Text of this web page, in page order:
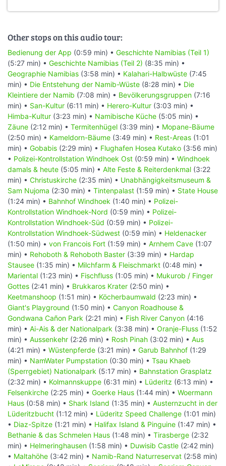
Other stops on this audio tour:
Bedienung der App (0:59 min) • Geschichte Namibias (Teil 1)
(5:27 min) • Geschichte Namibias (Teil 2) (8:35 min) •
Geographie Namibias (3:58 min) • Kalahari-Halbwüste (7:45
min) • Die Entstehung der Namib-Wüste (8:28 min) • Die
Kleintiere der Namib (7:08 min) • Bevölkerungsgruppen (7:16
min) • San-Kultur (6:11 min) • Herero-Kultur (3:03 min) •
Himba-Kultur (3:23 min) • Namibische Küche (5:05 min) •
Zäune (2:12 min) • Termitenhügel (3:39 min) • Mopane-Bäume
(2:50 min) • Kameldorn-Bäume (3:49 min) • Rest-Areas (1:01
min) • Gobabis (2:29 min) • Flughafen Hosea Kutako (3:56 min)
• Polizei-Kontrollstation Windhoek Ost (0:59 min) • Windhoek
damals & heute (5:05 min) • Alte Feste & Reiterdenkmal (3:22
min) • Christuskirche (2:35 min) • Unabhängigkeitsmuseum &
Sam Nujoma (2:30 min) • Tintenpalast (1:59 min) • State House
(1:24 min) • Bahnhof Windhoek (1:40 min) • Polizei-
Kontrollstation Windhoek-Nord (0:59 min) • Polizei-
Kontrollstation Windhoek-Süd (0:59 min) • Polizei-
Kontrollstation Windhoek-Südwest (0:59 min) • Heldenacker
(1:50 min) • von Francois Fort (1:59 min) • Arnhem Cave (1:07
min) • Rehoboth & Rehoboth Baster (3:39 min) • Hardap
Stausee (1:35 min) • Milchfarm & Fleischmarkt (0:48 min) •
Mariental (1:23 min) • Fischfluss (1:05 min) • Mukurob / Finger
Gottes (2:41 min) • Brukkaros Krater (2:50 min) •
Keetmanshoop (1:51 min) • Köcherbaumwald (2:23 min) •
Giant's Playground (1:50 min) • Canyon Roadhouse &
Gondwana Cañon Park (2:21 min) • Fish River Canyon (4:16
min) • Ai-Ais & der Nationalpark (3:38 min) • Oranje-Fluss (1:52
min) • Aussenkehr (2:26 min) • Rosh Pinah (3:02 min) • Aus
(4:21 min) • Wüstenpferde (3:21 min) • Garub Bahnhof (1:29
min) • NamWater Pumpstation (0:30 min) • Tsau Khaeb
(Sperrgebiet) Nationalpark (5:17 min) • Bahnstation Grasplatz
(2:32 min) • Kolmannskuppe (6:31 min) • Lüderitz (6:13 min) •
Felsenkirche (2:25 min) • Goerke Haus (1:44 min) • Woermann
Haus (0:58 min) • Shark Island (1:35 min) • Austernzucht in der
Lüderitzbucht (1:12 min) • Lüderitz Speed Challenge (1:01 min)
• Diaz-Spitze (1:21 min) • Halifax Island & Pinguine (1:47 min) •
Bethanie & das Schmelen Haus (1:48 min) • Tirasberge (2:32
min) • Helmeringhausen (1:58 min) • Duwisib Castle (2:42 min)
• Maltahöhe (3:42 min) • Namib-Rand Naturreservat (2:58 min)